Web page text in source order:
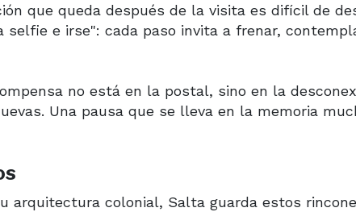
que queda después de la visita es difícil de
selfie e irse": cada paso invita a frenar,
no está en la postal, sino en la
Una pausa que se lleva en la memoria
arquitectura colonial, Salta guarda estos